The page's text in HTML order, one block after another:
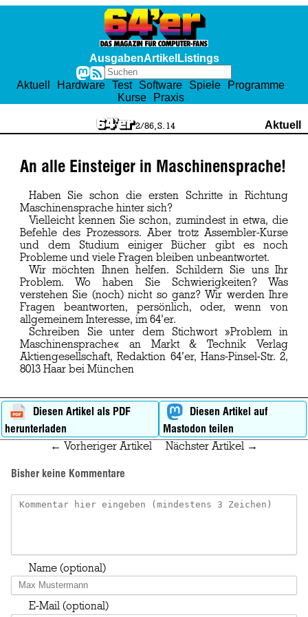
AusgabenArtikel Listings
Aktuell Hardware Test Software Spiele
Programme
Kurse
Praxis
Aktuell
2/86, S. 14
An alle Einsteiger in Maschinensprache!
Haben Sie schon die ersten Schritte in Richtung
Maschinensprache hinter sich?
Vielleicht kennen Sie schon, zumindest in etwa, die
Befehle des Prozessors. Aber trotz Assembler-Kurse
und dem Studium einiger Bücher gibt es noch
Probleme und viele Fragen bleiben unbeantwortet.
Wir möchten Ihnen helfen. Schildern Sie uns Ihr
Problem. Wo haben Sie Schwierigkeiten? Was
verstehen Sie (noch) nicht so ganz? Wir werden Ihre
Fragen beantworten, persönlich, oder, wenn von
allgemeinem Interesse, im 64’er.
Schreiben Sie unter dem Stichwort »Problem in
Maschinensprache« an Markt & Technik Verlag
Aktiengesellschaft, Redaktion 64’er, Hans-Pinsel-Str. 2,
8013 Haar bei München
Diesen Artikel als PDF
herunterladen
Diesen Artikel auf
Mastodon teilen
← Vorheriger Artikel Nächster Artikel →
Bisher keine Kommentare
Name (optional)
E-Mail (optional)